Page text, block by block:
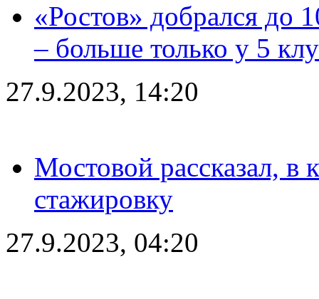
«Ростов» добрался до
– больше только у 5
27.9.2023, 14:20
Мостовой рассказал, в
стажировку
27.9.2023, 04:20